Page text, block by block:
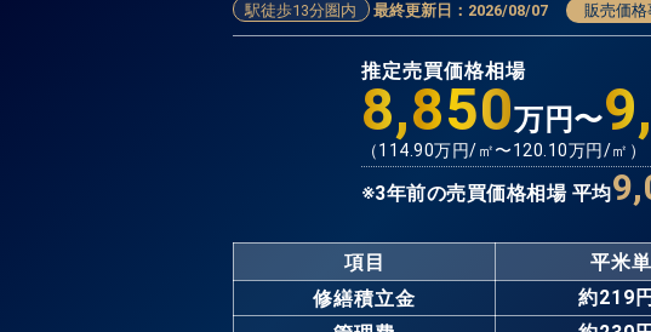
駅徒歩13分圏内 最終更新日： 2026/08/07 販売価格
推定売買価格相場
8,850万円〜
（114.90万円/㎡〜120.10万円/㎡）
※3年前の売買価格相場 平均
項目 平米
修繕積立金
約219